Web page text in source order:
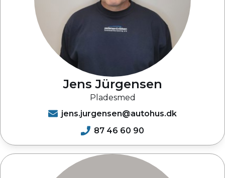
Jens Jürgensen
Pladesmed
jens.jurgensen@autohus.dk
87 46 60 90